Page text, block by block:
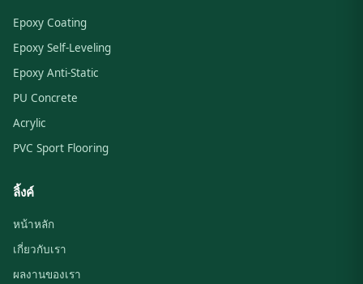
Epoxy Coating
Epoxy Self-Leveling
Epoxy Anti-Static
PU Concrete
Acrylic
PVC Sport Flooring
ลิ้งค์
หน้าหลัก
เกี่ยวกับเรา
ผลงานของเรา